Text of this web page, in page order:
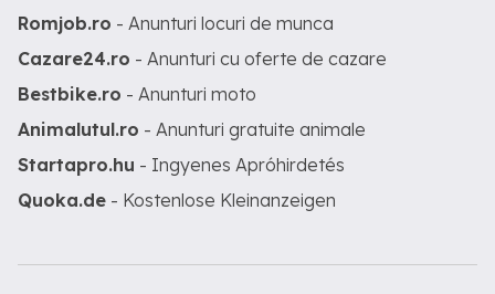
Romjob.ro - Anunturi locuri de munca
Cazare24.ro - Anunturi cu oferte de cazare
Bestbike.ro - Anunturi moto
Animalutul.ro - Anunturi gratuite animale
Startapro.hu - Ingyenes Apróhirdetés
Quoka.de - Kostenlose Kleinanzeigen